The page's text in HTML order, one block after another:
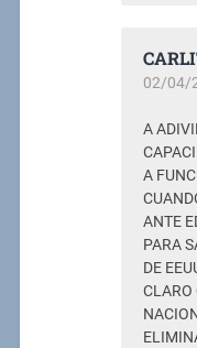
02/04/
A
A
ANTE
PARA
DE
CLARO